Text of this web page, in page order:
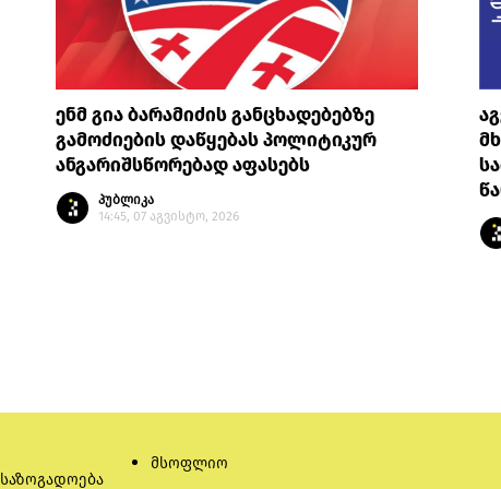
ენმ გია ბარამიძის განცხადებებზე
გამოძიების დაწყებას პოლიტიკურ
ანგარიშსწორებად აფასებს
პუბლიკა
14:45, 07 აგვისტო, 2026
საზოგადოება
მსოფლიო